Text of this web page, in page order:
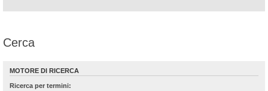
Cerca
MOTORE DI RICERCA
Ricerca per termini: